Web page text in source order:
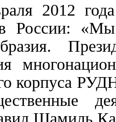
2012
России:
корпуса
Шамиль